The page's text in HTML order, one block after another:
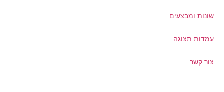
שונות ומבצעים
עמדות תצוגה
צור קשר